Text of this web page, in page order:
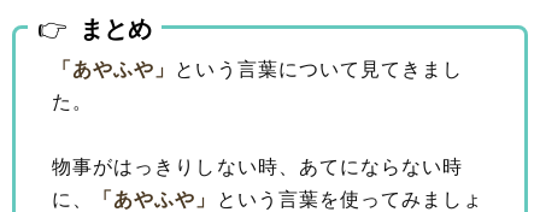
まとめ
「あやふや」 という言葉について見てきまし
た。
物事がはっきりしない時、あてにならない時
に、
「あやふや」
という言葉を使ってみましょ